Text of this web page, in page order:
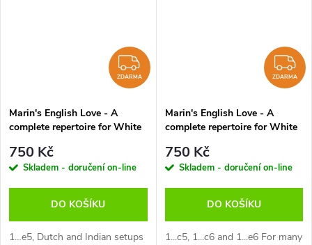
ZDARMA
ZDARMA
Marin's English Love - A
complete repertoire for White
verze ke stažení (anglicky)
750 Kč
Skladem - doručení on-line
DO KOŠÍKU
1…e5, Dutch and Indian setups
ZDARMA
Marin's English Love - A
complete repertoire for White
verze ke stažení (anglicky)
750 Kč
Skladem - doručení on-line
DO KOŠÍKU
1...c5, 1...c6 and 1...e6 For many